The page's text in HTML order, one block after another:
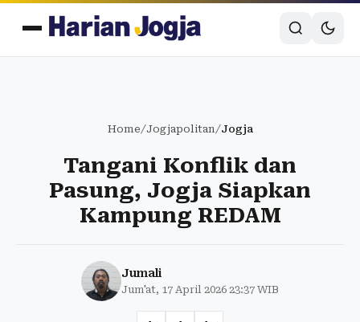
Home/Jogjapolitan/Jogja
Tangani Konflik dan
Pasung, Jogja Siapkan
Kampung REDAM
Jumali
Jum'at, 17 April 2026 23:37 WIB